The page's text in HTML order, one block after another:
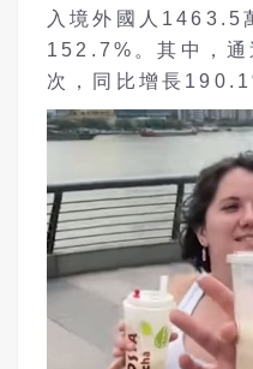
入境外國人1463.5
152.7%。其中，
次，同比增長